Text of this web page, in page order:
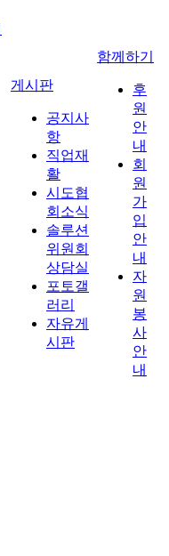
게시판
공지사
항
직업재
활
시도협
회소식
솔루션
위원회
상담실
포토갤
러리
자유게
시판
함께하기
후
원
안
내
회
원
가
입
안
내
자
원
봉
사
안
내